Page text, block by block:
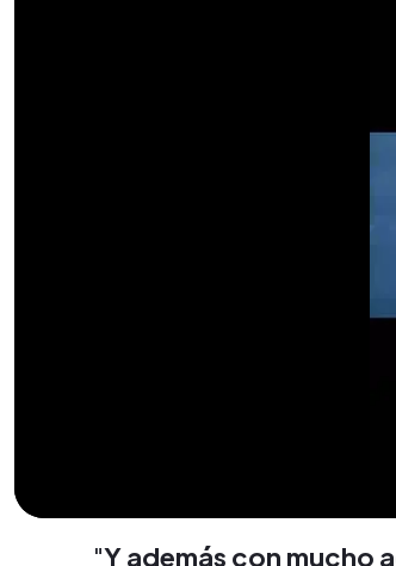
"Y además con mucho